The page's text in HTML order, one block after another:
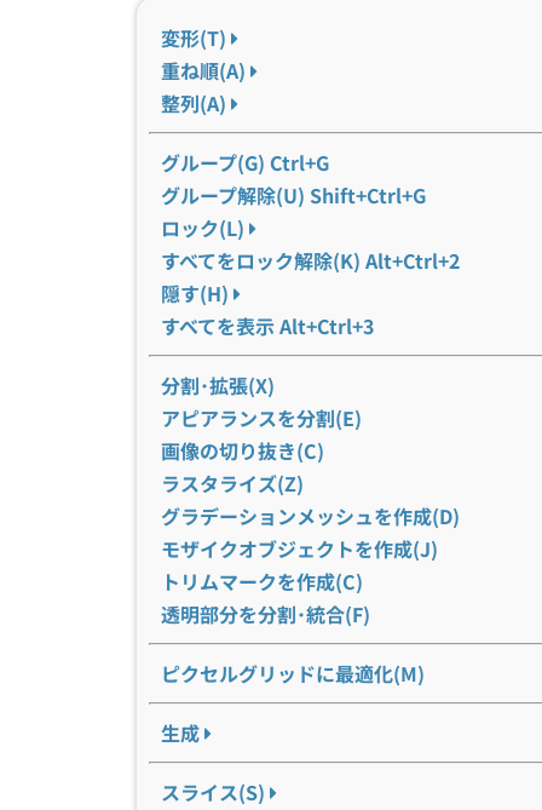
変形(T)
重ね順(A)
整列(A)
グループ(G) Ctrl+G
グループ解除(U) Shift+Ctrl+G
ロック(L)
すべてをロック解除(K) Alt+Ctrl+2
隠す(H)
すべてを表示 Alt+Ctrl+3
分割･拡張(X)
アピアランスを分割(E)
画像の切り抜き(C)
ラスタライズ(Z)
グラデーションメッシュを作成(D)
モザイクオブジェクトを作成(J)
トリムマークを作成(C)
透明部分を分割･統合(F)
ピクセルグリッドに最適化(M)
生成
スライス(S)